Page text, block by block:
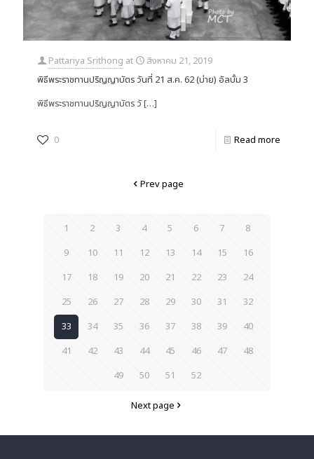
Pattariya Srithong at
สิงหาคม 21, 2019
พิธีพระราชทานปริญญาบัตร วันที่ 21 ส.ค. 62 (บ่าย) อัลบั้ม 3
พิธีพระราชทานปริญญาบัตร วั[…]
0 Read more
Prev page
1 2 3 4 5 6 7
8
9
10 11 12 13 14 15
16
17
18 19 20 21 22 23
24
25
26 27 28 29 30 31
32
33
34 35 36 37 38 39
40
41
42 43 44 45 46 47
48
49
50 51 52
Next page